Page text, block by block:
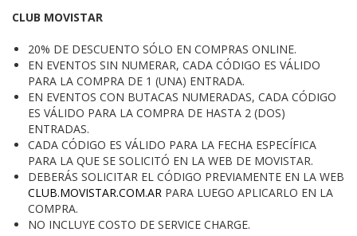
CLUB MOVISTAR
20% DE DESCUENTO SÓLO EN COMPRAS ONLINE.
EN EVENTOS SIN NUMERAR, CADA CÓDIGO ES VÁLIDO
PARA LA COMPRA DE 1 (UNA) ENTRADA.
EN EVENTOS CON BUTACAS NUMERADAS, CADA CÓDIGO
ES VÁLIDO PARA LA COMPRA DE HASTA 2 (DOS)
ENTRADAS.
CADA CÓDIGO ES VÁLIDO PARA LA FECHA ESPECÍFICA
PARA LA QUE SE SOLICITÓ EN LA WEB DE MOVISTAR.
DEBERÁS SOLICITAR EL CÓDIGO PREVIAMENTE EN LA WEB
CLUB.MOVISTAR.COM.AR PARA LUEGO APLICARLO EN LA
COMPRA.
NO INCLUYE COSTO DE SERVICE CHARGE.